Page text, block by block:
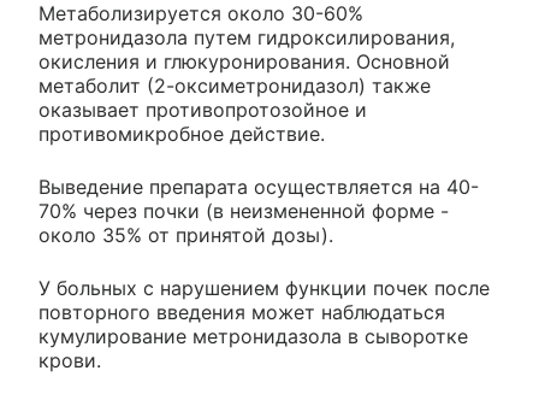
Метаболизируется около 30-60%
метронидазола путем гидроксилирования,
окисления и глюкуронирования. Основной
метаболит (2-оксиметронидазол) также
оказывает противопротозойное и
противомикробное действие.
Выведение препарата осуществляется на 40-
70% через почки (в неизмененной форме -
около 35% от принятой дозы).
У больных с нарушением функции почек после
повторного введения может наблюдаться
кумулирование метронидазола в сыворотке
крови.